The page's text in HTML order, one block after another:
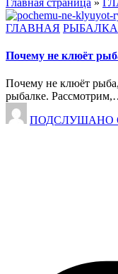
Опубликовано
ГЛАВНАЯ РЫБАЛКА
Почему не клюёт
Почему не клюёт
рыбалке.
Запись
от
ПОДСЛУШАНО